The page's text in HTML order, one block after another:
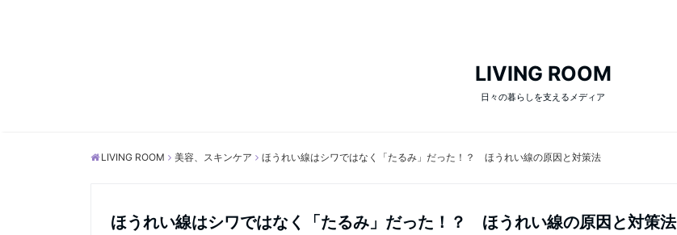
LIVING ROOM
日々の暮らしを支えるメディア
LIVING ROOM 美容、スキンケア ほうれい線はシワではなく「たるみ」だった！？ ほうれい線の原因と対策法
ほうれい線はシワではなく「たるみ」だった！？ ほうれい線の原因と対策法